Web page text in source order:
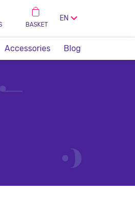
BASKET
EN
Accessories Blog